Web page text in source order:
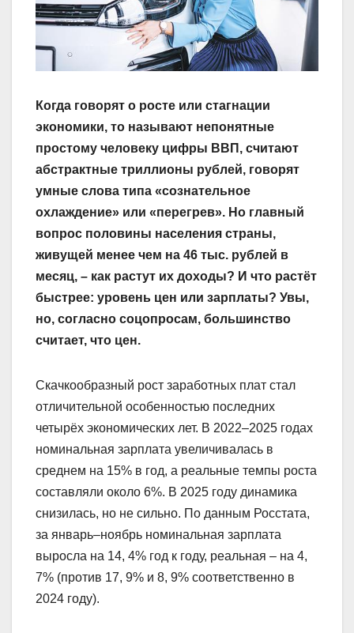
Когда говорят о росте или стагнации
экономики, то называют непонятные
простому человеку цифры ВВП, считают
абстрактные триллионы рублей, говорят
умные слова типа «сознательное
охлаждение» или «перегрев». Но главный
вопрос половины населения страны,
живущей менее чем на 46 тыс. рублей в
месяц, – как растут их доходы? И что растёт
быстрее: уровень цен или зарплаты? Увы,
но, согласно соцопросам, большинство
считает, что цен.
Скачкообразный рост заработных плат стал
отличительной особенностью последних
четырёх экономических лет. В 2022–2025 годах
номинальная зарплата увеличивалась в
среднем на 15% в год, а реальные темпы роста
составляли около 6%. В 2025 году динамика
снизилась, но не сильно. По данным Росстата,
за январь–ноябрь номинальная зарплата
выросла на 14, 4% год к году, реальная – на 4,
7% (против 17, 9% и 8, 9% соответственно в
2024 году).